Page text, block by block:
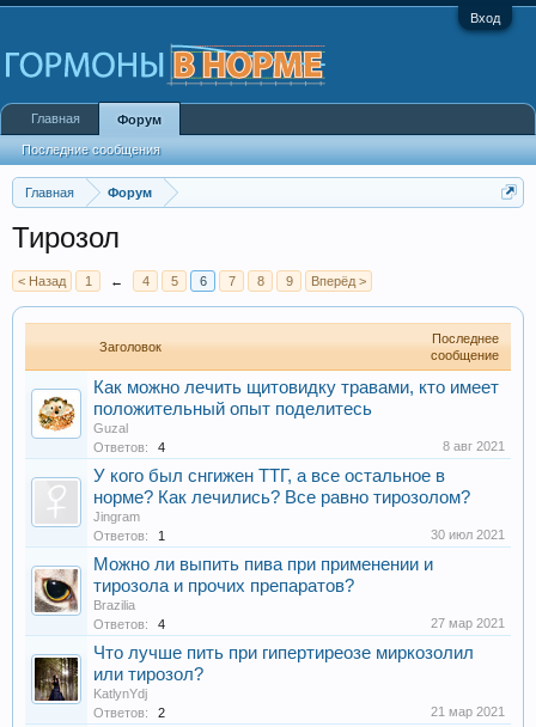
Вход
Главная Форум
Тирозол
< Назад 1 ← 4 5 6 7 8 9 Вперёд >
Заголовок
Последнее
сообщение
Как можно лечить щитовидку травами, кто имеет
положительный опыт поделитесь
Guzal
Ответов:
4 8 авг 2021
У кого был снгижен ТТГ, а все остальное в
норме? Как лечились? Все равно тирозолом?
Jingram
Ответов:
1 30 июл 2021
Можно ли выпить пива при применении и
тирозола и прочих препаратов?
Brazilia
Ответов:
4 27 мар 2021
Что лучше пить при гипертиреозе миркозолил
или тирозол?
KatlynYdj
Ответов:
2 21 мар 2021
Главная Форум
Последние сообщения